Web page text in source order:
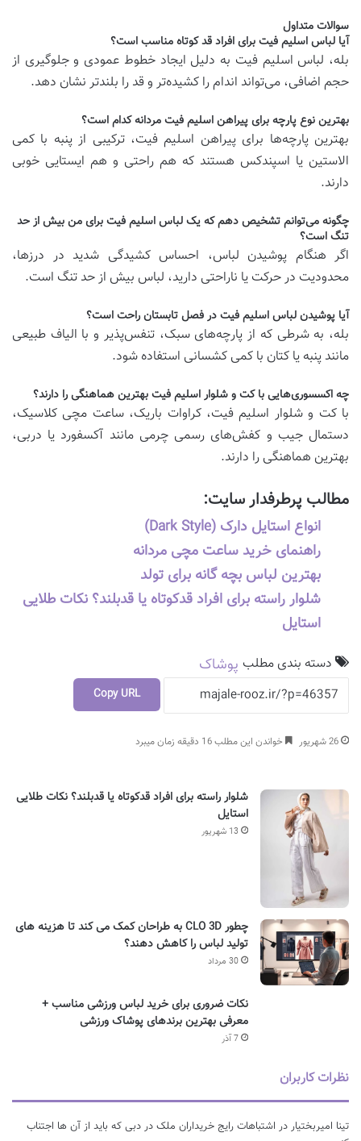
سوالات متداول
آیا لباس اسلیم فیت برای افراد قد کوتاه مناسب است؟
بله، لباس اسلیم فیت به دلیل ایجاد خطوط عمودی و جلوگیری از
حجم اضافی، می‌تواند اندام را کشیده‌تر و قد را بلندتر نشان دهد.
بهترین نوع پارچه برای پیراهن اسلیم فیت مردانه کدام است؟
بهترین پارچه‌ها برای پیراهن اسلیم فیت، ترکیبی از پنبه با کمی
الاستین یا اسپندکس هستند که هم راحتی و هم ایستایی خوبی
دارند.
چگونه می‌توانم تشخیص دهم که یک لباس اسلیم فیت برای من بیش از حد
تنگ است؟
اگر هنگام پوشیدن لباس، احساس کشیدگی شدید در درزها،
محدودیت در حرکت یا ناراحتی دارید، لباس بیش از حد تنگ است.
آیا پوشیدن لباس اسلیم فیت در فصل تابستان راحت است؟
بله، به شرطی که از پارچه‌های سبک، تنفس‌پذیر و با الیاف طبیعی
مانند پنبه یا کتان با کمی کشسانی استفاده شود.
چه اکسسوری‌هایی با کت و شلوار اسلیم فیت بهترین هماهنگی را دارند؟
با کت و شلوار اسلیم فیت، کراوات باریک، ساعت مچی کلاسیک،
دستمال جیب و کفش‌های رسمی چرمی مانند آکسفورد یا دربی،
بهترین هماهنگی را دارند.
مطالب پرطرفدار سایت:
انواع استایل دارک (Dark Style)
راهنمای خرید ساعت مچی مردانه
بهترین لباس بچه گانه برای تولد
شلوار راسته برای افراد قدکوتاه یا قدبلند؟ نکات طلایی
استایل
دسته بندی مطلب پوشاک
Copy URL
26 شهریور خواندن این مطلب 16 دقیقه زمان میبرد
شلوار راسته برای افراد قدکوتاه یا قدبلند؟ نکات طلایی
استایل
13 شهریور
چطور CLO 3D به طراحان کمک می کند تا هزینه های
تولید لباس را کاهش دهند؟
30 مرداد
نکات ضروری برای خرید لباس ورزشی مناسب +
معرفی بهترین برندهای پوشاک ورزشی
7 آذر
نظرات کاربران
تینا امیربختیار در اشتباهات رایج خریداران ملک در دبی که باید از آن ها اجتناب